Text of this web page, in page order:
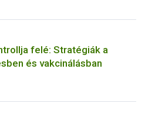
felé: Stratégiák a
és vakcinálásban